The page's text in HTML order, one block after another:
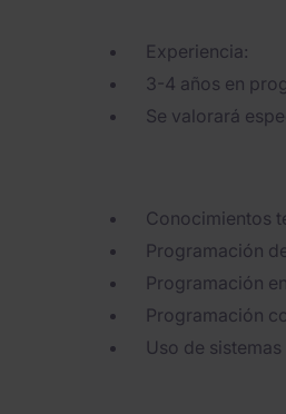
Experiencia:
3-4 años en
Se valorará
Conocimientos
Programación
Programación
Programación
Uso de